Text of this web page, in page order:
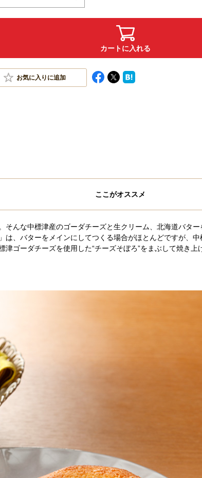
カートに入れる
お気に入りに追加
ここがオススメ
んな中標津産のゴーダチーズと生クリーム、北海道バタ
、バターをメインにしてつくる場合がほとんどですが、
ゴーダチーズを使用した“チーズそぼろ”をまぶして焼き上